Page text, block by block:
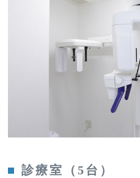
診療室（5台）